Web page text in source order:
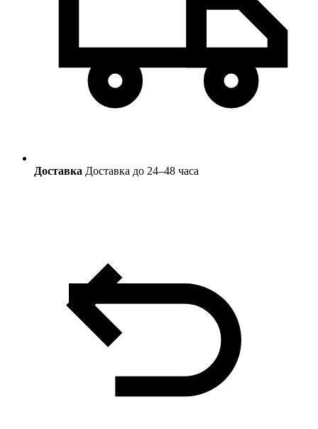
Доставка Доставка до 24–48 часа